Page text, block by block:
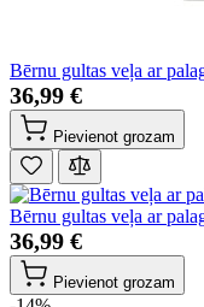
Bērnu gultas veļa ar
36,99 €
Pievienot grozam
Bērnu gultas veļa ar
36,99 €
Pievienot grozam